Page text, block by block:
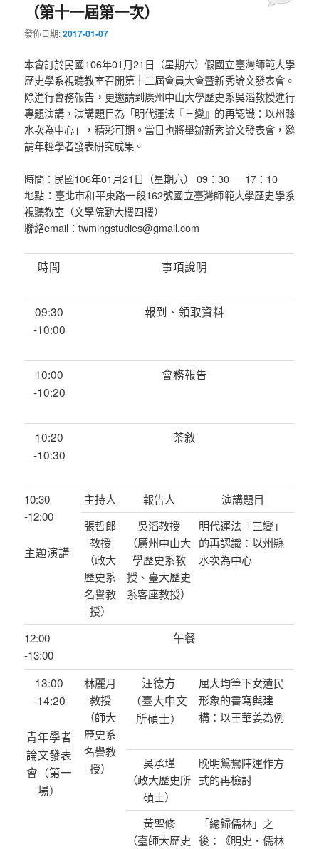
（第十一屆第一次）
發佈日期:2017-01-07
本會訂於民國106年01月21日（星期六）假國立臺灣師範大學
歷史學系視聽教室召開第十二屆會員大會暨新秀論文發表會。
除進行會務報告，更邀請到廣州中山大學歷史系吳滔教授進行
專題演講，演講題目為「明代運法『三變』的再認識：以州縣
水次為中心」，精彩可期。當日也將舉辦新秀論文發表會，邀
請年輕學者發表研究成果。
時間：民國106年01月21日（星期六） 09：30 － 17：10
地點：臺北市和平東路一段162號國立臺灣師範大學歷史學系
視聽教室（文學院勤大樓四樓）
聯絡email：twmingstudies@gmail.com
時間 事項說明
09:30
-10:00
報到、領取資料
10:00
-10:20
會務報告
10:20
-10:30
茶敘
10:30
-12:00
主題演講
主持人 報告人
演講題目
張哲郎
教授
（政大
歷史系
名譽教
授）
吳滔教授
（廣州中山大
學歷史系教
授、臺大歷史
系客座教授）
明代運法「三變」
的再認識：以州縣
水次為中心
12:00
-13:00
午餐
13:00
-14:20
青年學者
論文發表
會（第一
場）
林麗月
教授
（師大
歷史系
名譽教
授）
汪德方
（臺大中文
所碩士）
屈大均筆下女遺民
形象的書寫與建
構：以王華姜為例
吳承瑾
（政大歷史所
碩士）
晚明鴛鴦陣運作方
式的再檢討
黃聖修
（臺師大歷史
「總歸儒林」之
後：《明史‧儒林